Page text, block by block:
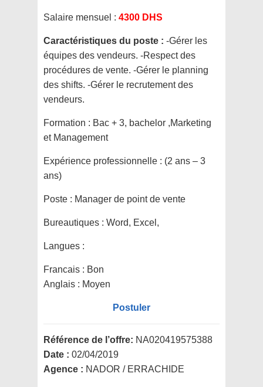
Salaire mensuel : 4300 DHS
Caractéristiques du poste : -Gérer les
équipes des vendeurs. -Respect des
procédures de vente. -Gérer le planning
des shifts. -Gérer le recrutement des
vendeurs.
Formation : Bac + 3, bachelor ,Marketing
et Management
Expérience professionnelle : (2 ans – 3
ans)
Poste : Manager de point de vente
Bureautiques : Word, Excel,
Langues :
Francais : Bon
Anglais : Moyen
Postuler
Référence de l’offre: NA020419575388
Date : 02/04/2019
Agence : NADOR / ERRACHIDE